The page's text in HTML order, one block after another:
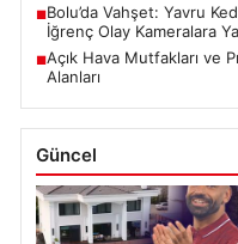
■Bolu’da Vahşet: Yavru
İğrenç Olay Kameralara
■Açık Hava Mutfakları ve
Alanları
Güncel